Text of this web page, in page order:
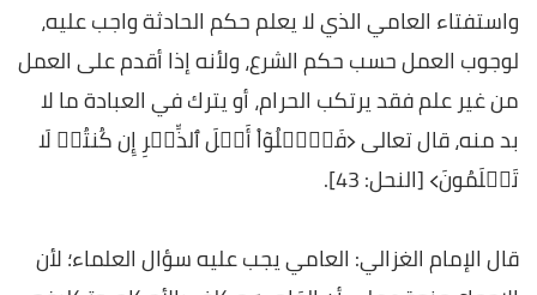
واستفتاء العامي الذي لا يعلم حكم الحادثة واجب عليه،
لوجوب العمل حسب حكم الشرع، ولأنه إذا أقدم على العمل
من غير علم فقد يرتكب الحرام، أو يترك في العبادة ما لا
بد منه، قال تعالى ﴿فَسۡ‍َٔلُوٓاْ أَهۡلَ ٱلذِّكۡرِ إِن كُنتُمۡ لَا
تَعۡلَمُونَ﴾ [النحل: 43].
قال الإمام الغزالي: العامي يجب عليه سؤال العلماء؛ لأن